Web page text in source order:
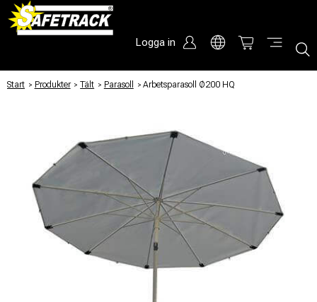
Logga in
Start / Produkter / Tält / Parasoll / Arbetsparasoll Ø200 HQ